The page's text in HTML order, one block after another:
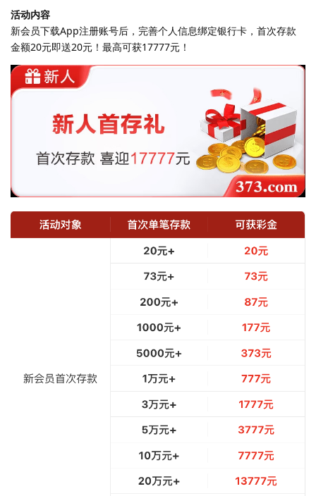
活动内容
新会员下载App注册账号后，完善个人信息绑定银行卡，首次存款
金额20元即送20元！最高可获17777元！